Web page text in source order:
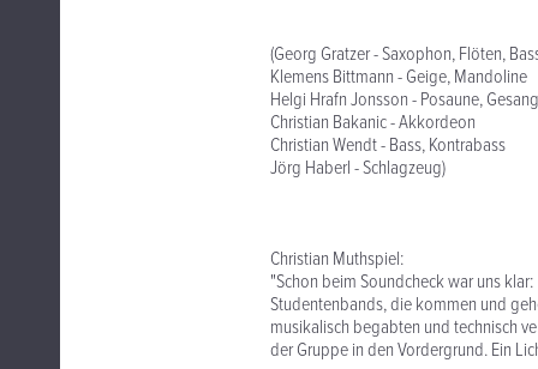
(Georg Gratzer - Saxophon, Flöten,
Klemens Bittmann - Geige, Mandoline
Helgi Hrafn Jonsson - Posaune, Gesang
Christian Bakanic - Akkordeon
Christian Wendt - Bass, Kontrabass
Jörg Haberl - Schlagzeug)
Christian Muthspiel:
"Schon beim Soundcheck war uns
Studentenbands, die kommen und
musikalisch begabten und technisch
der Gruppe in den Vordergrund. Ein